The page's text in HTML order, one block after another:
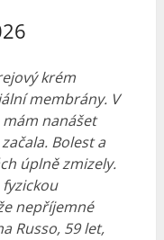
krém
membrány. V
nanášet
Bolest a
úplně zmizely.
nepříjemné
Russo, 59 let,